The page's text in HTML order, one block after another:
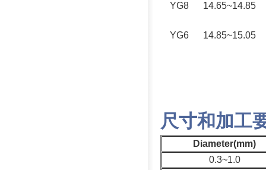
YG8 14.65~14.85
YG6 14.85~15.05
尺寸和加工
Diameter(mm)
0.3~1.0